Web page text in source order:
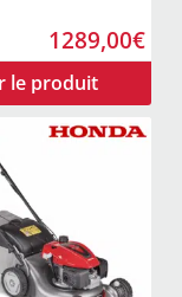
1289,00€